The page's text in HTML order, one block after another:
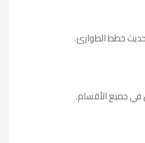
خطط الطوارئ.
في جميع الأقسام.